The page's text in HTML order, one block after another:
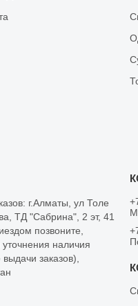
г.Алматы, ул Толе
ТД "Сабрина", 2 эт, 41
позвоните,
наличия
заказов),